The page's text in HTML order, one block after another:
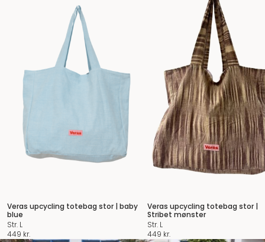
Veras upcycling totebag stor | baby
blue
Str. L
449 kr.
Veras upcycling totebag stor |
Stribet mønster
Str. L
449 kr.